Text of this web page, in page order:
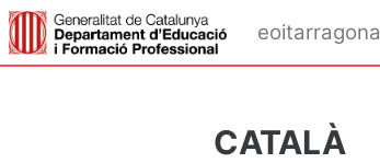
メインコンテンツへスキップする
eoitarragona
CATALÀ